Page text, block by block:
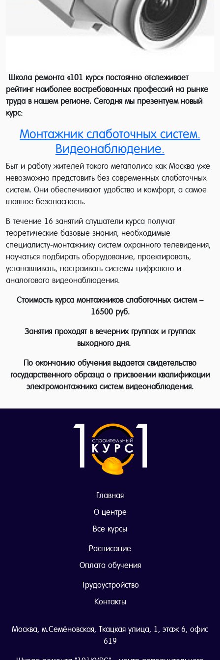
Школа ремонта «101 курс» постоянно отслеживает
рейтинг наиболее востребованных профессий на рынке
труда в нашем регионе. Сегодня мы презентуем новый
курс:
Монтажник слаботочных систем.
Видеонаблюдение.
Быт и работу жителей такого мегаполиса как Москва уже
невозможно представить без современных слаботочных
систем. Они обеспечивают удобство и комфорт, а самое
главное безопасность.
В течение 16 занятий слушатели курса получат
теоретические базовые знания, необходимые
специалисту-монтажнику систем охранного телевидения,
научаться подбирать оборудование, проектировать,
устанавливать, настраивать системы цифрового и
аналогового видеонаблюдения.
Стоимость курса монтажников слаботочных систем –
16500 руб.
Занятия проходят в вечерних группах и группах
выходного дня.
По окончанию обучения выдается свидетельство
государственного образца о присвоении квалификации
электромонтажника систем видеонаблюдения.
Главная
О центре
Все курсы
Расписание
Оплата обучения
Трудоустройство
Контакты
Москва, м.Семёновская, Ткацкая улица, 1, этаж 6, офис
619